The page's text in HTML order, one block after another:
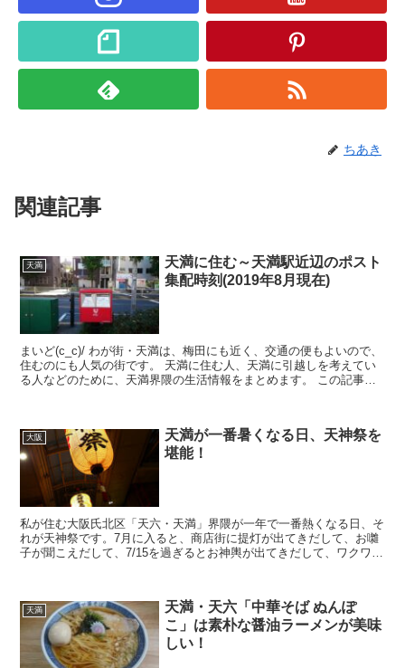
ちあき
関連記事
天満
天満に住む～天満駅近辺のポスト
集配時刻(2019年8月現在)
まいど(c_c)/ わが街・天満は、梅田にも近く、交通の便もよいので、
住むのにも人気の街です。 天満に住む人、天満に引越しを考えてい
る人などのために、天満界隈の生活情報をまとめます。 この記事で
大阪
天満が一番暑くなる日、天神祭を
堪能！
私が住む大阪氏北区「天六・天満」界隈が一年で一番熱くなる日、そ
れが天神祭です。7月に入ると、商店街に提灯が出てきだして、お囃
子が聞こえだして、7/15を過ぎるとお神輿が出てきだして、ワクワク
天満
天満・天六「中華そば ぬんぽ
こ」は素朴な醤油ラーメンが美味
しい！